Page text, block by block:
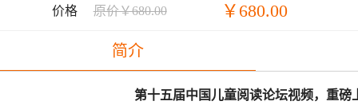
价格 原价￥680.00 ￥680.00
简介
第十五届中国儿童阅读论坛视频，重磅